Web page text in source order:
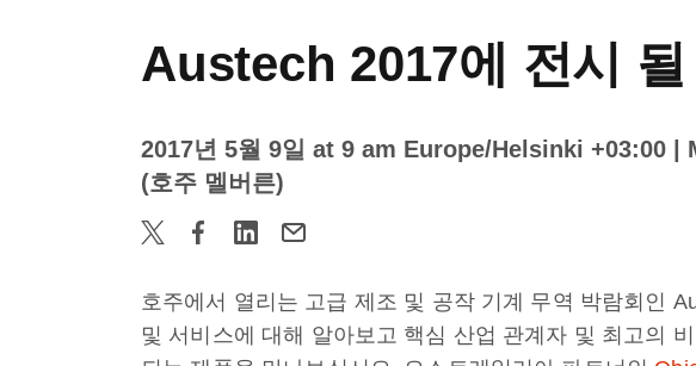
Austech 2017에 전시
2017년 5월 9일 at 9 am Europe/Helsinki +03:00
(호주 멜버른)
호주에서 열리는 고급 제조 및 공작 기계 무역 박람회인
및 서비스에 대해 알아보고 핵심 산업 관계자 및 최고의